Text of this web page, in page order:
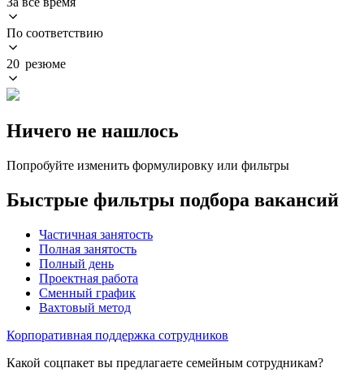
По соответствию
20 резюме
Ничего не нашлось
Попробуйте изменить формулировку или фильтры
Быстрые фильтры подбора вакансий
Частичная занятость
Полная занятость
Полный день
Проектная работа
Сменный график
Вахтовый метод
Корпоративная поддержка сотрудников
Какой соцпакет вы предлагаете семейным сотрудникам?